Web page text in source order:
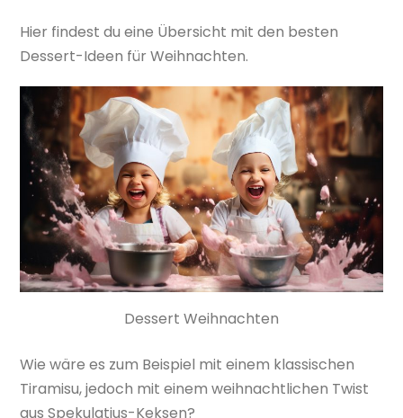
Hier findest du eine Übersicht mit den besten
Dessert-Ideen für Weihnachten.
Dessert Weihnachten
Wie wäre es zum Beispiel mit einem klassischen
Tiramisu, jedoch mit einem weihnachtlichen Twist
aus Spekulatius-Keksen?